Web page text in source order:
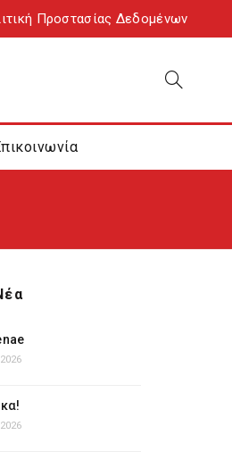
Προστασίας Δεδομένων